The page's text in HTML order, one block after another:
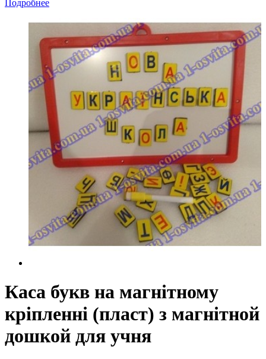
Подробнее
Каса букв на магнітному
кріпленні (пласт) з магнітной
дошкой для учня